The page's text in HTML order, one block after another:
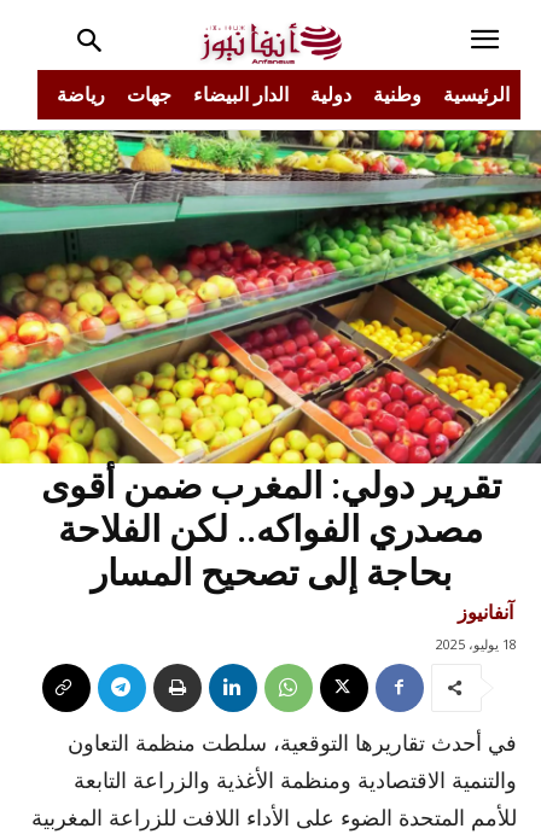
الرئيسية وطنية دولية الدار البيضاء جهات رياضة
تقرير دولي: المغرب ضمن أقوى
مصدري الفواكه.. لكن الفلاحة
بحاجة إلى تصحيح المسار
آنفانيوز
18 يوليو، 2025
في أحدث تقاريرها التوقعية، سلطت منظمة التعاون
والتنمية الاقتصادية ومنظمة الأغذية والزراعة التابعة
للأمم المتحدة الضوء على الأداء اللافت للزراعة المغربية